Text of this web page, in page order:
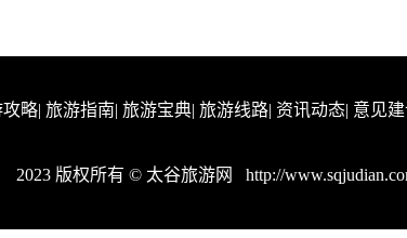
略| 旅游指南| 旅游宝典| 旅游线路| 资讯动态| 意见
2023 版权所有 © 太谷旅游网 http://